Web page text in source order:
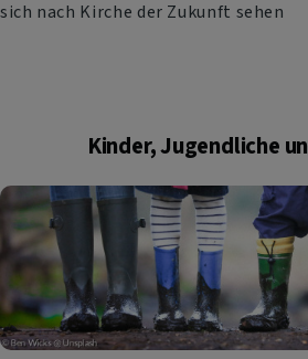
sich nach Kirche der Zukunft sehen
Kinder, Jugendliche